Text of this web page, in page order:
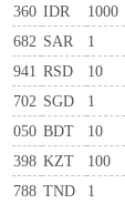
360 IDR 1000
682 SAR 1
941 RSD 10
702 SGD 1
050 BDT 10
398 KZT 100
788 TND 1